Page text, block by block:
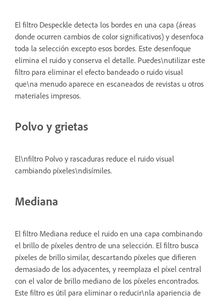
El filtro Despeckle detecta los bordes en una capa (áreas
donde ocurren cambios de color significativos) y desenfoca
toda la selección excepto esos bordes. Este desenfoque
elimina el ruido y conserva el detalle. Puedes\nutilizar este
filtro para eliminar el efecto bandeado o ruido visual
que\na menudo aparece en escaneados de revistas u otros
materiales impresos.
Polvo y grietas
El\nfiltro Polvo y rascaduras reduce el ruido visual
cambiando píxeles\ndisímiles.
Mediana
El filtro Mediana reduce el ruido en una capa combinando
el brillo de píxeles dentro de una selección. El filtro busca
píxeles de brillo similar, descartando píxeles que difieren
demasiado de los adyacentes, y reemplaza el píxel central
con el valor de brillo mediano de los píxeles encontrados.
Este filtro es útil para eliminar o reducir\nla apariencia de